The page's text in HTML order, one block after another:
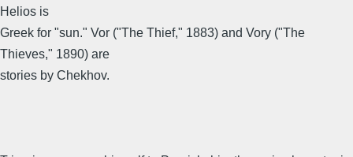
Helios is
Greek for "sun." Vor ("The Thief," 1883) and Vory ("The
Thieves," 1890) are
stories by Chekhov.